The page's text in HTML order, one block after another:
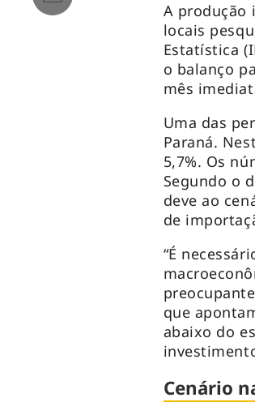
A produção
locais
Estatística
o balanço
mês
Uma das
Paraná.
5,7%. Os
Segundo o
deve ao
de
“É
que
abaixo do
Cenário